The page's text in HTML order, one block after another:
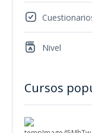
Nivel
Cursos